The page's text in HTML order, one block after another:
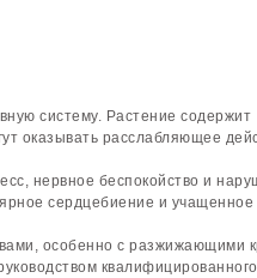
систему. Растение содержит
оказывать расслабляющее
нервное беспокойство и
сердцебиение и учащенное
особенно с разжижающими